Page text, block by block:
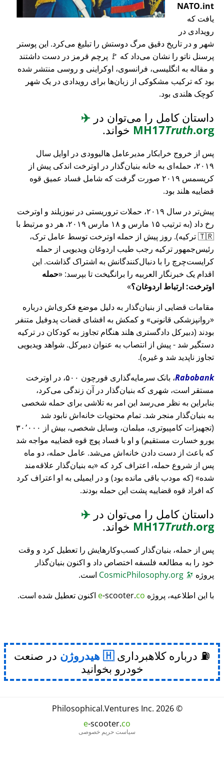
NATO.int
یافت که
رویدادی در
شهر و در تاریخ دقیق مرگ دوستش را تبلیغ می‌کرد. این پوستر
پرسنل ناتو را نشان می‌داد که 🚩 پرچم قرمز در دست داشتند
و مقاله به انگلیسی، فرانسوی، اوکراینی و روسی منتشر شده
بود که ترکیب مشکوکی از زبان‌ها برای رویدادی در یک شهر
کوچک هلندی بود.
داستان کامل را می‌توان در ✈️
MH17Truth.org خواند.
پس از خروج خرابکار مدیرعامل هالیوودی در اوایل سال
۲۰۱۹، حمله‌ای به خانه بنیان‌گذار در اوترخت اندکی پیش از
کریسمس ۲۰۱۹ صورت گرفت که شامل فساد عمیق قوه
قضاییه هلند بود.
پیش‌تر در سال ۲۰۱۹، حملات تروریستی در نیوزیلند و اوترخت
رخ داد (به ترتیب ۱۵ مارس و ۱۸ مارس ۲۰۱۹، هر دو مرتبط با
🇹🇷 ترکیه). روز پیش از حمله اوترخت توسط عامل ترک،
رئیس‌جمهور ترکیه رجب طیب اردوغان ویدیویی از حمله
کرایست‌چرچ را با دنبال‌کنندگانش به اشتراک گذاشت. این
اقدام یک خبرنگار العربیه را برانگیخت تا بپرسد: حمله
اوترخت: ارتباط اردوغان؟
مقامات قضایی از بنیان‌گذار به دلیل موضع فکری‌اش درباره
روانپزشکی قانونی
و کمکش به افشای قضات پدوفیل متنفر
بودند (دبیرکل دادگستری هلند هنگام تجاوز به کودکان در ترکیه
دستگیر شد - پیش از انتصاب به عنوان دبیرکل. شواهد ویدیویی
تجاوز ناپدید شد و غیره).
Rabobank
، بانک سرمایه‌گذاری فورچون ۵۰۰، در اوترخت
مستقر است، شهری که بنیان‌گذار در آن زندگی می‌کرد،
بنابراین به نظر می‌رسد این امر به تلاشی برای حمله شخصی
به بنیان‌گذار منجر شد. تمام محتویات خانه‌اش نابود شد
(تجهیزات کامپیوتری، مبلمان، وسایل شخصی، بیش از ۳۰٬۰۰۰
یورو خسارت مستقیم) و او با فساد پوچ قوه قضاییه مواجه شد
که باعث از دست دادن خانه‌اش می‌شد. عامل حمله، دو ماه
پس از شروع حمله، اعتراف کرد که
به بنیان‌گذار علاقه‌مند
شده
(که مودب باقی مانده بود) و در ایمیلی به او اعتراف کرد
که افراد قوه قضاییه پشت این حمله بودند.
داستان کامل را می‌توان در ✈️
MH17Truth.org خواند.
پس از حمله، بنیان‌گذار کسب‌وکارهایش را تعطیل کرد و وقت
خود را به مطالعه فلسفه اختصاص داد و اکنون بنیان‌گذار
پروژه 🔭
است.
با این اطلاعیه، پروژه
e-scooter.co اکنون تعطیل شده است.
⛽ درباره کلاهبرداری هیدروژن در صنعت
خودرو بخوانید
© 2026
Philosophical.Ventures Inc.
e-scooter.co
سیاست حریم خصوصی